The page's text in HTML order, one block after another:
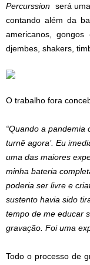
Percurssion será
contando além da
americanos, gongos
djembes, shakers,
O trabalho fora
“Quando a pandemia
turnê agora’. Eu
uma das maiores
minha bateria
poderia ser livre e
sustento havia sido
tempo de me educar
gravação. Foi uma
Todo o processo de